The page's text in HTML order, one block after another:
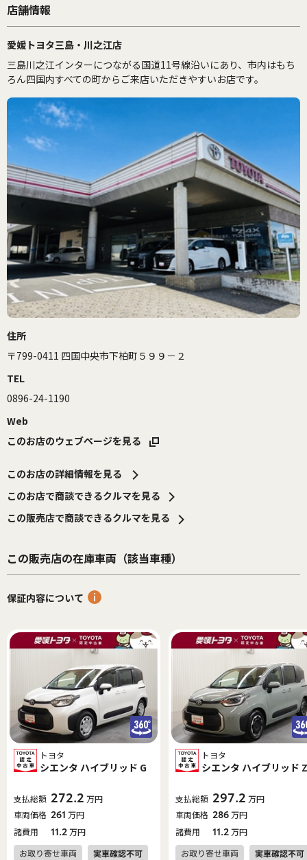
店舗情報
愛媛トヨタ三島・川之江店
三島川之江インターにつながる国道11号線沿いにあり、市内はもち
ろん四国内すべての町からご来店いただきやすいお店です。
住所
〒799-0411 四国中央市下柏町５９９－２
TEL
0896-24-1190
Web
このお店のウェブページを見る
このお店の詳細情報を見る
このお店で商談できるクルマを見る
この販売店で商談できるクルマを見る
この販売店の在庫車両（該当車種）
保証内容について
トヨタ
シエンタ ハイブリッド G
支払総額 272.2 万円
車両価格 261 万円
諸費用
11.2万円
トヨタ
シエンタ ハイブリッド Z
支払総額 297.2 万円
車両価格 286万円
諸費用
11.2万円